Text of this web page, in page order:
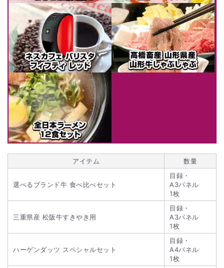
アイテム 数量
選べるブランド牛 食べ比べセット
目録・
A3パネル
1枚
三重県産 松阪牛すきやき用
目録・
A3パネル
1枚
ハーゲンダッツ スペシャルセット
目録・
A4パネル
1枚